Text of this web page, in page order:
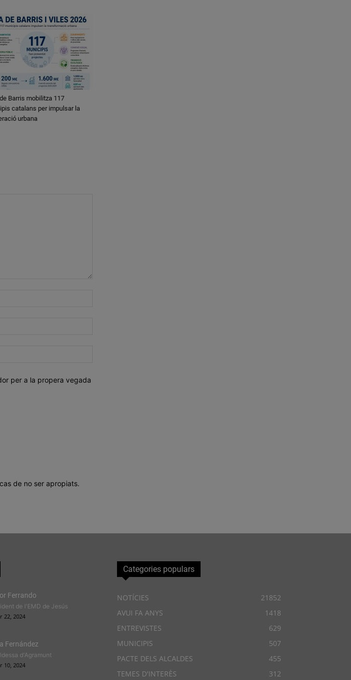
Barris mobilitza 117
catalans per impulsar la
urbana
per a la propera vegada
de no ser apropiats.
Ferrando
de l'EMD de Jesús
22, 2024
Fernández
d'Agramunt
10, 2024
Categories populars
NOTÍCIES
21852
AVUI FA ANYS
1418
ENTREVISTES
629
MUNICIPIS
507
PACTE DELS ALCALDES
455
TEMES D'INTERÈS
312